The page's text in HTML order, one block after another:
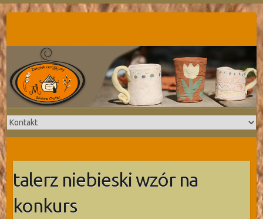
Skip
to
content
talerz niebieski wzór na
konkurs